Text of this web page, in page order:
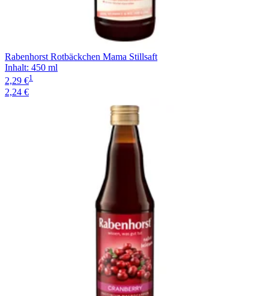
Rabenhorst Rotbäckchen Mama Stillsaft
Inhalt: 450 ml
2,29 €1
2,24 €